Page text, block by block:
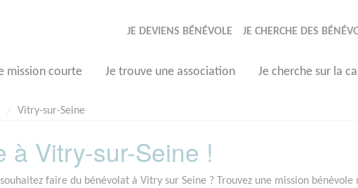
JE DEVIENS BÉNÉVOLE JE CHERCHE DES
mission courte Je trouve une association Je cherche sur la
Vitry-sur-Seine
à Vitry-sur-Seine !
souhaitez faire du bénévolat à Vitry sur Seine ? Trouvez une mission